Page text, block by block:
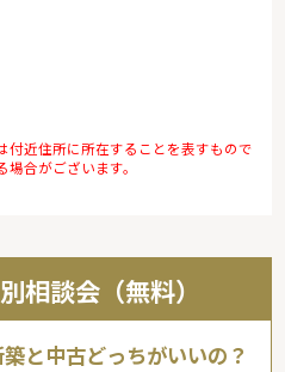
近住所に所在することを表すもので
合がございます。
相談会（無料）
と中古どっちがいいの？